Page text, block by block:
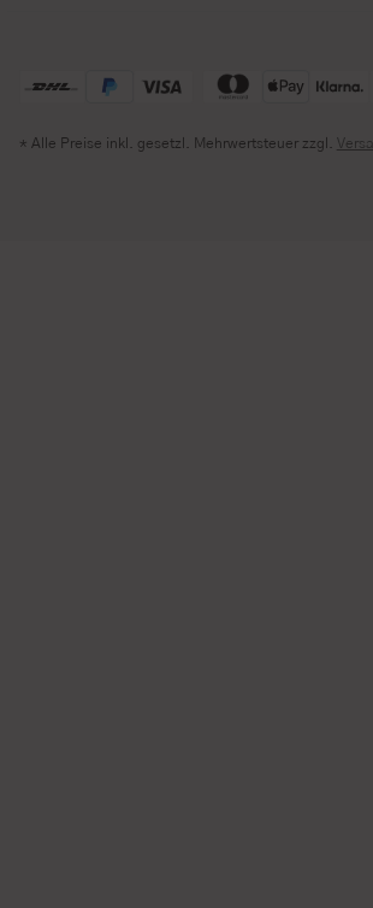
* Alle Preise inkl. gesetzl. Mehrwertsteuer zzgl.